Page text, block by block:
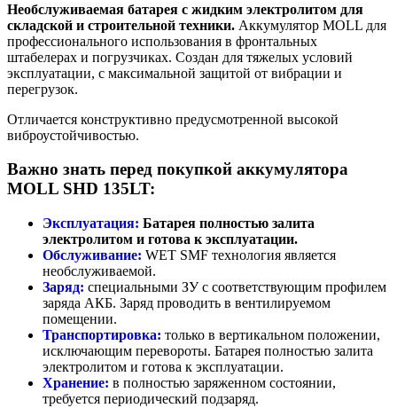
Необслуживаемая батарея с жидким электролитом для
складской и строительной техники. Аккумулятор MOLL для
профессионального использования в фронтальных
штабелерах и погрузчиках. Создан для тяжелых условий
эксплуатации, с максимальной защитой от вибрации и
перегрузок.
Отличается конструктивно предусмотренной высокой
виброустойчивостью.
Важно знать перед покупкой аккумулятора
MOLL SHD 135LT:
Эксплуатация: Батарея полностью залита
электролитом и готова к эксплуатации.
Обслуживание: WET SMF технология является
необслуживаемой.
Заряд: специальными ЗУ с соответствующим профилем
заряда АКБ. Заряд проводить в вентилируемом
помещении.
Транспортировка: только в вертикальном положении,
исключающим перевороты. Батарея полностью залита
электролитом и готова к эксплуатации.
Хранение: в полностью заряженном состоянии,
требуется периодический подзаряд.